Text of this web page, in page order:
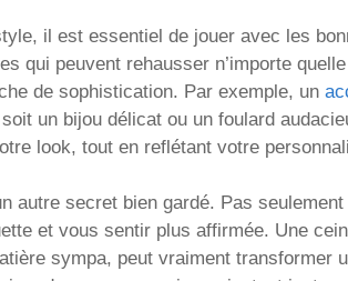
il est essentiel de jouer avec les
qui peuvent rehausser n’importe
de sophistication. Par exemple, un
un bijou délicat ou un foulard
look, tout en reflétant votre
autre secret bien gardé. Pas
et vous sentir plus affirmée. Une
sympa, peut vraiment transformer